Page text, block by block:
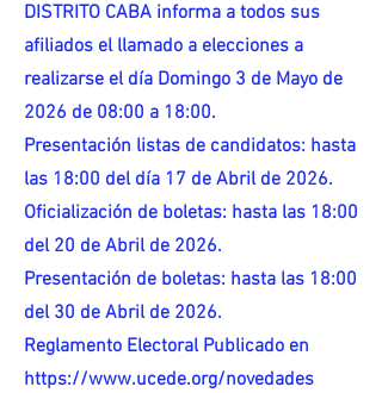
DISTRITO CABA informa a todos sus
afiliados el llamado a elecciones a
realizarse el día Domingo 3 de Mayo de
2026 de 08:00 a 18:00.
Presentación listas de candidatos: hasta
las 18:00 del día 17 de Abril de 2026.
Oficialización de boletas: hasta las 18:00
del 20 de Abril de 2026.
Presentación de boletas: hasta las 18:00
del 30 de Abril de 2026.
Reglamento Electoral Publicado en
https://www.ucede.org/novedades